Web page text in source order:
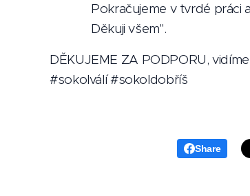
Pokračujeme v tvrdé práci
Děkuji všem".
DĚKUJEME ZA PODPORU,
#sokolválí #sokoldobříš
Share